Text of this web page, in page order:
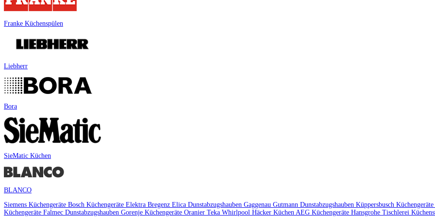
Franke Küchenspülen
Liebherr
Bora
SieMatic Küchen
BLANCO
Siemens Küchengeräte Bosch Küchengeräte Elektra Bregenz Elica Dunstabzugshauben Gaggenau Gutmann Dunstabzugshauben Küppersbusch Küchengeräte
Küchengeräte Falmec Dunstabzugshauben Gorenje Küchengeräte Oranier Teka Whirlpool Häcker Küchen AEG Küchengeräte Hansgrohe Tischlerei